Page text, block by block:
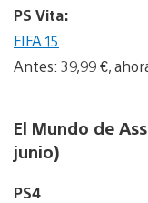
PS Vita:
FIFA 15
Antes: 39,99 €,
El Mundo de
junio)
PS4